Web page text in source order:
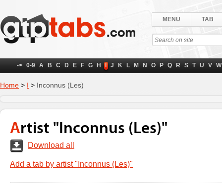
MENU TAB
-> 0-9 A B C D E F G H I J K L M N O P Q R S T U V W
Home > I > Inconnus (Les)
Artist "Inconnus (Les)"
Download all
Add a tab by artist "Inconnus (Les)"